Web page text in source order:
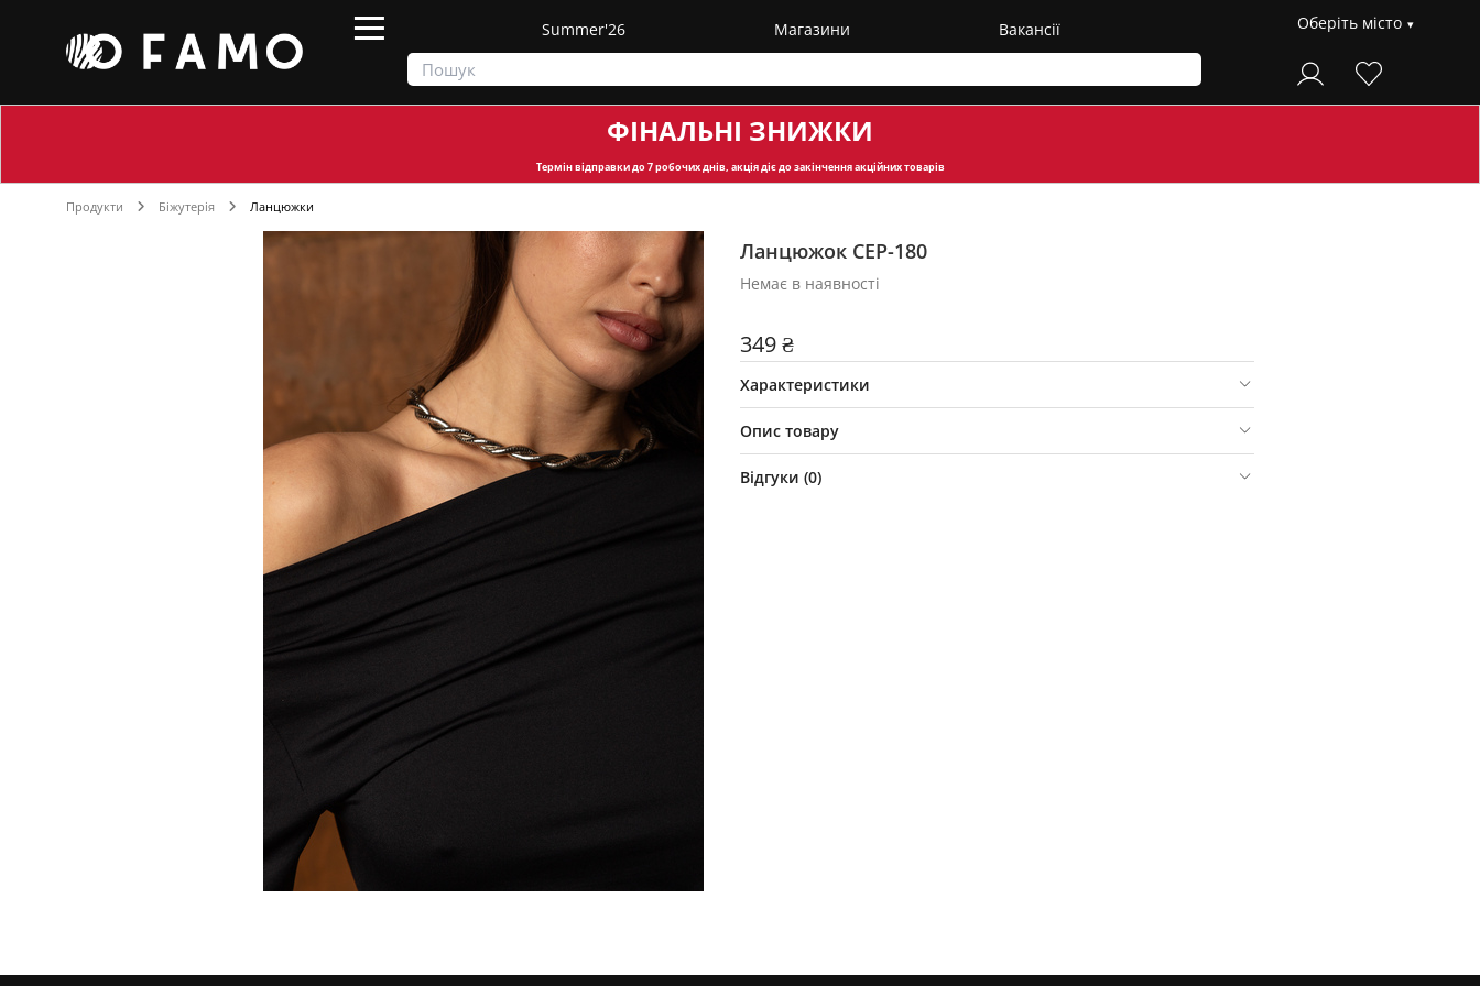
Summer'26 Магазини Вакансії Оберіть місто
ФІНАЛЬНІ ЗНИЖКИ
Термін відправкидо 7 робочих днів, акція діє до закінчення акційних товарів
Продукти Біжутерія Ланцюжки
Ланцюжок CEP-180
Немає в наявності
349 ₴
Характеристики
Опис товару
Відгуки (0)